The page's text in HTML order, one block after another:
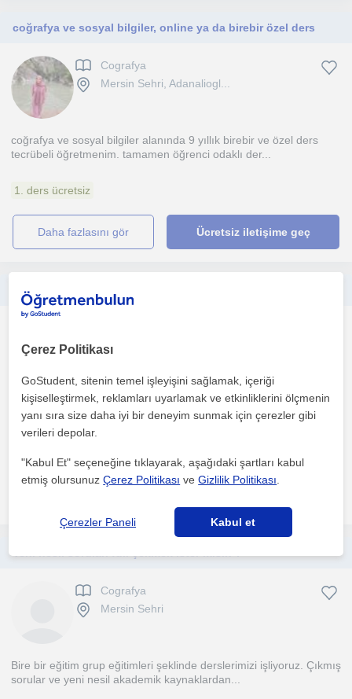
coğrafya ve sosyal bilgiler, online ya da birebir özel ders
Cografya
Mersin Sehri, Adanaliogl...
coğrafya ve sosyal bilgiler alanında 9 yıllık birebir ve özel ders
tecrübeli öğretmenim. tamamen öğrenci odaklı der...
1. ders ücretsiz
daha fazlasını gör Ücretsiz iletişime geç
Mersin Sehri, Adanaliogl...
öğrenci durumuna göre birebir ya da online ders veriyorum.
mesafe ve yer sorunu oluştuğunda online eğitim avantajlı...
Cografya
Mersin Sehri
Bire bir eğitim grup eğitimleri şeklinde derslerimizi işliyoruz. Çıkmış
sorular ve yeni nesil akademik kaynaklardan...
Çerez Politikası
GoStudent, sitenin temel işleyişini sağlamak, içeriği
kişiselleştirmek, reklamları uyarlamak ve etkinliklerini ölçmenin
yanı sıra size daha iyi bir deneyim sunmak için çerezler gibi
verileri depolar.
"Kabul Et" seçeneğine tıklayarak, aşağıdaki şartları kabul
etmiş olursunuzÇerez Politikası veGizlilik Politikası
Çerezler Paneli Kabul et